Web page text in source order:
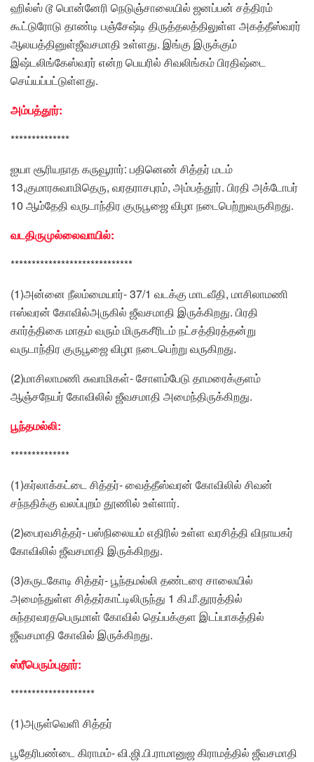
ஹில்ஸ் டூ பொன்னேரி நெடுஞ்சாலையில் ஜனப்பன் சத்திரம்
கூட்டுரோடு தாண்டி பஞ்சேஷ்டி திருத்தலத்திலுள்ள அகத்தீஸ்வரர்
ஆலயத்தினுள்ஜீவசமாதி உள்ளது. இங்கு இருக்கும்
இஷ்டலிங்கேஸ்வரர் என்ற பெயரில் சிவலிங்கம் பிரதிஷ்டை
செய்யப்பட்டுள்ளது.
அம்பத்தூர்:
**************
ஐயா சூரியநாத கருவூரார்: பதினெண் சித்தர் மடம்
13,குமாரசுவாமிதெரு, வரதராசபுரம், அம்பத்தூர். பிரதி அக்டோபர்
10 ஆம்தேதி வருடாந்திர குருபூஜை விழா நடைபெற்றுவருகிறது.
வடதிருமுல்லைவாயில்:
*****************************
(1)அன்னை நீலம்மையார்- 37/1 வடக்கு மாடவீதி, மாசிலாமணி
ஈஸ்வரன் கோவில்அருகில் ஜீவசமாதி இருக்கிறது. பிரதி
கார்த்திகை மாதம் வரும் மிருகசீரிடம் நட்சத்திரத்தன்று
வருடாந்திர குருபூஜை விழா நடைபெற்று வருகிறது.
(2)மாசிலாமணி சுவாமிகள்- சோளம்பேடு தாமரைக்குளம்
ஆஞ்சநேயர் கோவிலில் ஜீவசமாதி அமைந்திருக்கிறது.
பூந்தமல்லி:
**************
(1)கர்லாக்கட்டை சித்தர்- வைத்தீஸ்வரன் கோவிலில் சிவன்
சந்நதிக்கு வலப்புறம் தூணில் உள்ளார்.
(2)பைரவசித்தர்- பஸ்நிலையம் எதிரில் உள்ள வரசித்தி விநாயகர்
கோவிலில் ஜீவசமாதி இருக்கிறது.
(3)கருடகோடி சித்தர்- பூந்தமல்லி தண்டரை சாலையில்
அமைந்துள்ள சித்தர்காட்டிலிருந்து 1 கி.மீ.தூரத்தில்
சுந்தரவரதபெருமாள் கோவில் தெப்பக்குள இடப்பாகத்தில்
ஜீவசமாதி கோவில் இருக்கிறது.
ஸ்ரீபெரும்புதூர்:
********************
(1)அருள்வெளி சித்தர்
பூதேரிபண்டை கிராமம்- வி.ஜி.பி.ராமானுஜ கிராமத்தில் ஜீவசமாதி